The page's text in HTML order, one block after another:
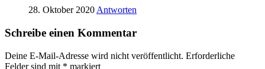
28. Oktober 2020 Antworten
Schreibe einen Kommentar
Deine E-Mail-Adresse wird nicht veröffentlicht. Erforderliche
Felder sind mit * markiert